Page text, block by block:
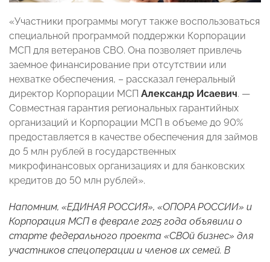
«Участники программы могут также воспользоваться
специальной программой поддержки Корпорации
МСП для ветеранов СВО. Она позволяет привлечь
заемное финансирование при отсутствии или
нехватке обеспечения, – рассказал генеральный
директор Корпорации МСП Александр Исаевич. —
Совместная гарантия региональных гарантийных
организаций и Корпорации МСП в объеме до 90%
предоставляется в качестве обеспечения для займов
до 5 млн рублей в государственных
микрофинансовых организациях и для банковских
кредитов до 50 млн рублей».
Напомним, «ЕДИНАЯ РОССИЯ», «ОПОРА РОССИИ» и
Корпорация МСП в феврале 2025 года объявили о
старте федерального проекта «СВОй бизнес» для
участников спецоперации и членов их семей. В